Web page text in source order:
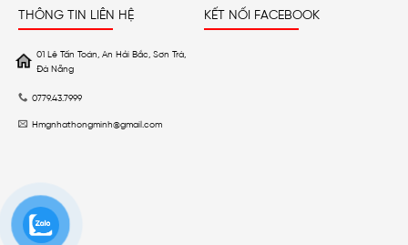
THÔNG TIN LIÊN HỆ
01 Lê Tấn Toán, An Hải Bắc, Sơn Trà,
Đà Nẵng
0779.43.7999
Hmgnhathongminh@gmail.com
KẾT NỐI FACEBOOK